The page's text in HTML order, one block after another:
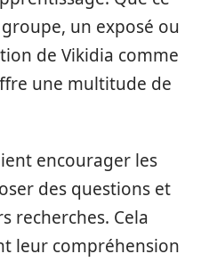
un exposé ou
de Vikidia comme
une multitude de
encourager les
des questions et
recherches. Cela
leur compréhension